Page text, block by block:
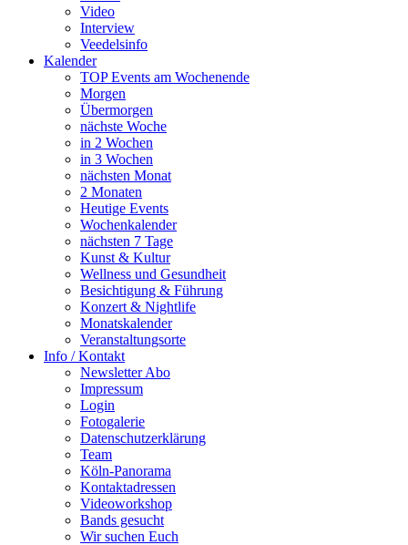
Video
Interview
Veedelsinfo
Kalender
TOP Events am Wochenende
Morgen
Übermorgen
nächste Woche
in 2 Wochen
in 3 Wochen
nächsten Monat
2 Monaten
Heutige Events
Wochenkalender
nächsten 7 Tage
Kunst & Kultur
Wellness und Gesundheit
Besichtigung & Führung
Konzert & Nightlife
Monatskalender
Veranstaltungsorte
Info / Kontakt
Newsletter Abo
Impressum
Login
Fotogalerie
Datenschutzerklärung
Team
Köln-Panorama
Kontaktadressen
Videoworkshop
Bands gesucht
Wir suchen Euch